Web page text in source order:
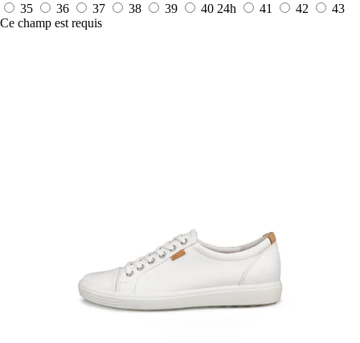
35 36 37 38 39 40 24h 41 42
43
Ce champ est requis